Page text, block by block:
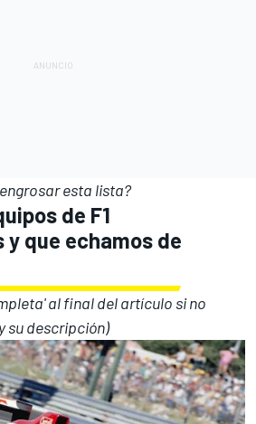
esta lista?
de F1
que echamos de
al final del artículo si no
su descripción)